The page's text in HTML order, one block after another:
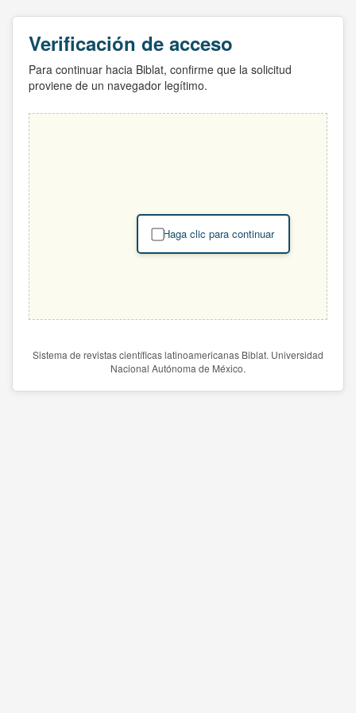
Verificación de acceso
Para continuar hacia Biblat, confirme que la solicitud
proviene de un navegador legítimo.
Haga clic para continuar
Sistema de revistas científicas latinoamericanas Biblat. Universidad
Nacional Autónoma de México.